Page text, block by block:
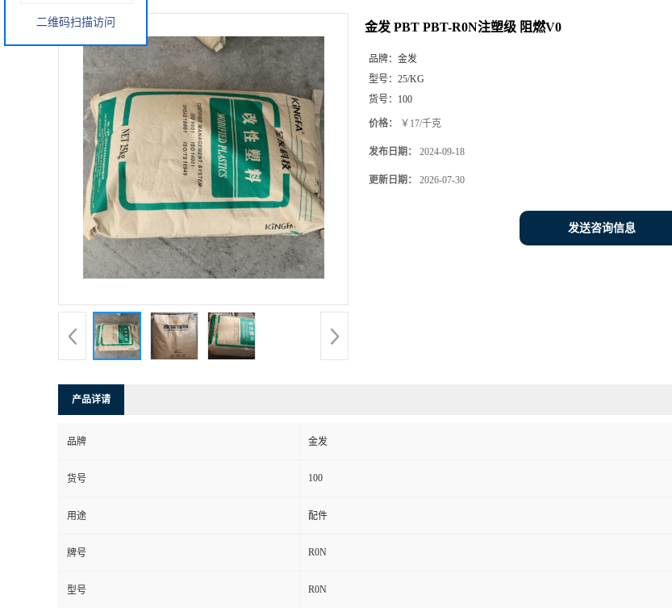
金发 PBT PBT-R0N注塑级 阻燃V0
品牌： 金发
型号： 25/KG
货号： 100
价格： ￥17/千克
发布日期： 2024-09-18
更新日期： 2026-07-30
发送咨询信息
产品详请
品牌 金发
货号 100
用途 配件
牌号 R0N
型号 R0N
二维码扫描访问